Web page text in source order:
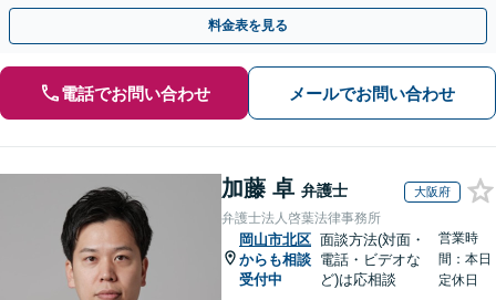
契約書のリーガルチェック等、サポートします。
料金表を見る
電話でお問い合わせ メールでお問い合わせ
加藤 卓 弁護士 大阪府
弁護士法人啓葉法律事務所
岡山市北区
からも相談
受付中
面談方法(対面・
電話・ビデオな
ど)は応相談
営業時
間：本日
定休日